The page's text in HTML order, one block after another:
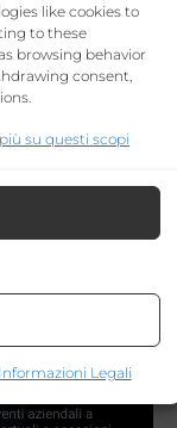
like cookies to
to these
browsing behavior
consent,
su questi scopi
Legali
(2)